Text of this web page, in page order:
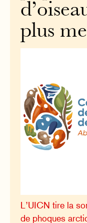
plus
L’UICN tire la
de phoques